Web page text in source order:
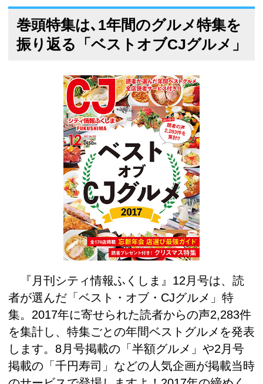
巻頭特集は､1年間のグルメ特集を
振り返る「ベストオブCJグルメ」
『月刊シティ情報ふくしま』12月号は、読
者が選んだ「ベスト・オブ・CJグルメ」特
集。2017年に寄せられた読者からの声2,283件
を集計し、特集ごとの年間ベストグルメを発表
します。8月号掲載の「半額グルメ」や2月号
掲載の「千円寿司」などの人気企画が掲載当時